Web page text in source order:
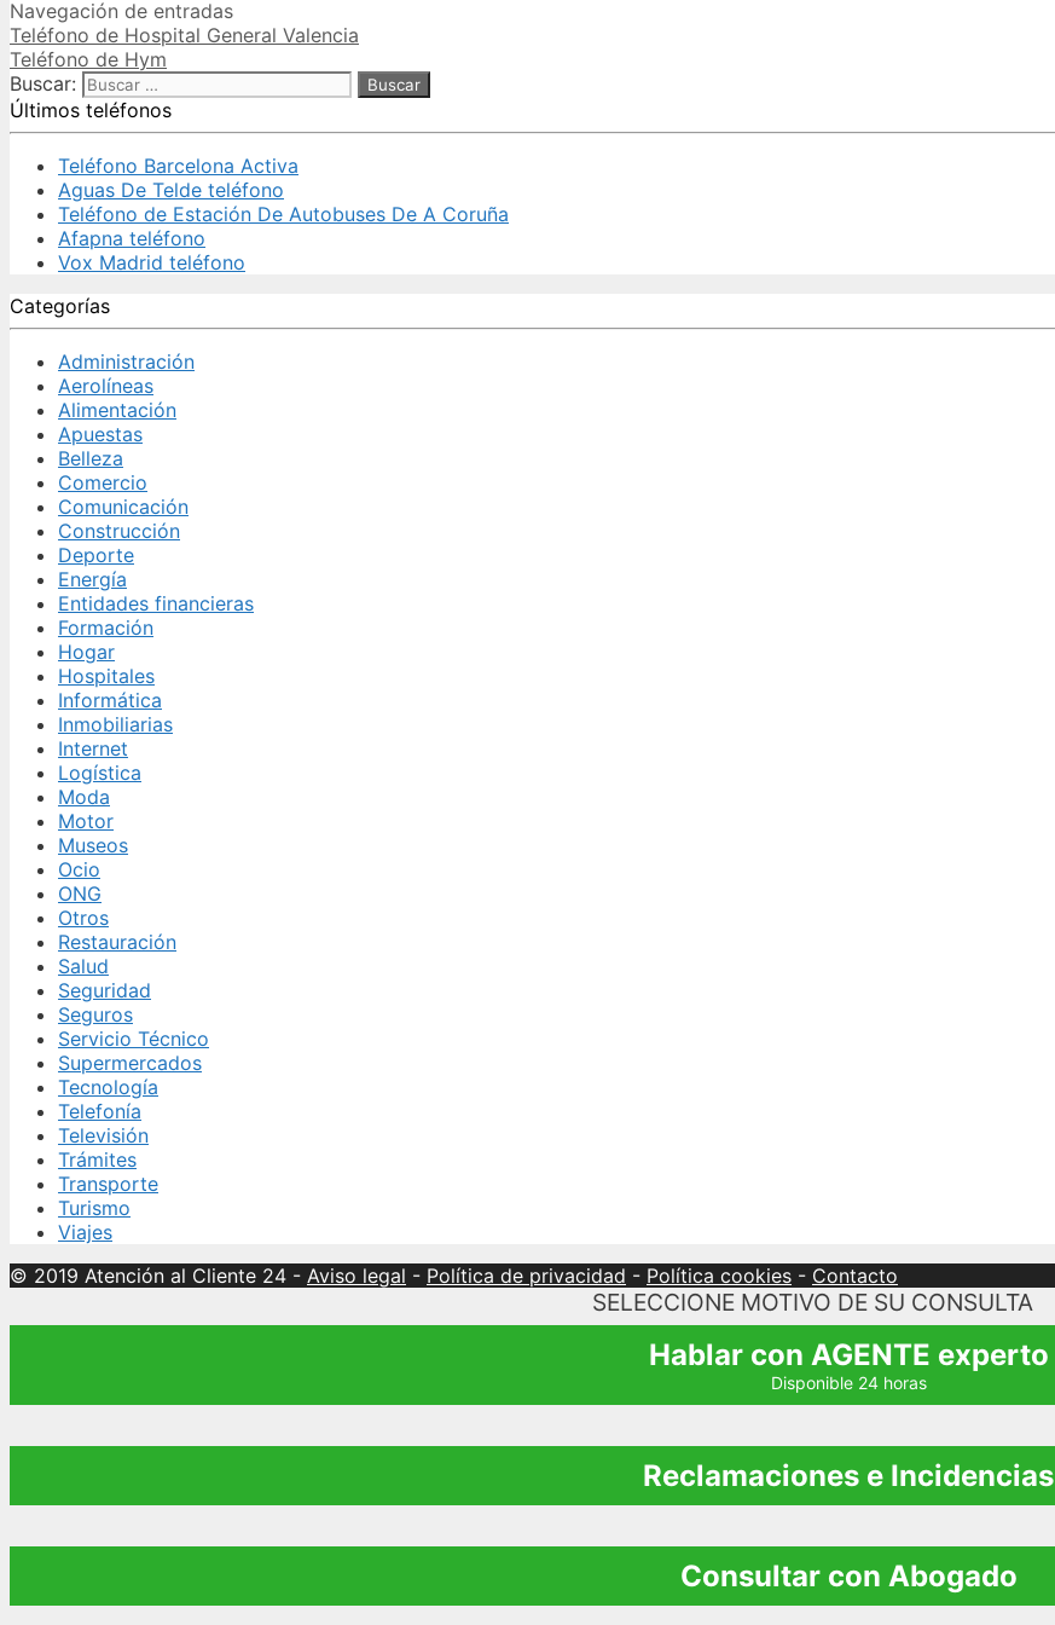
Navegación de entradas
Teléfono de Hospital General Valencia
Teléfono de Hym
Buscar:
Últimos teléfonos
Teléfono Barcelona Activa
Aguas De Telde teléfono
Teléfono de Estación De Autobuses De A Coruña
Afapna teléfono
Vox Madrid teléfono
Categorías
Administración
Aerolíneas
Alimentación
Apuestas
Belleza
Comercio
Comunicación
Construcción
Deporte
Energía
Entidades financieras
Formación
Hogar
Hospitales
Informática
Inmobiliarias
Internet
Logística
Moda
Motor
Museos
Ocio
ONG
Otros
Restauración
Salud
Seguridad
Seguros
Servicio Técnico
Supermercados
Tecnología
Telefonía
Televisión
Trámites
Transporte
Turismo
Viajes
© 2019 Atención al Cliente 24 - Aviso legal - Política de privacidad - Política cookies - Contacto
SELECCIONE MOTIVO DE SU CONSULTA
Hablar con AGENTE experto
Disponible 24 horas
Reclamaciones e Incidencias
Consultar con Abogado